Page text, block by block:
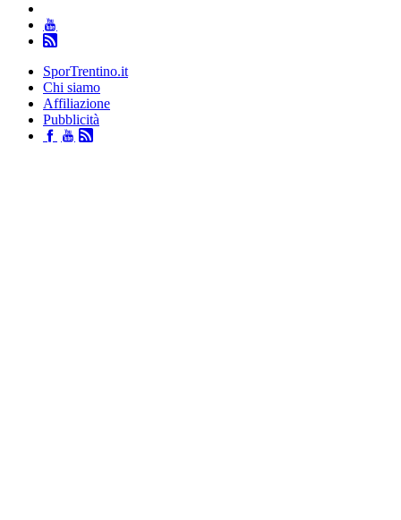
SporTrentino.it
Chi siamo
Affiliazione
Pubblicità